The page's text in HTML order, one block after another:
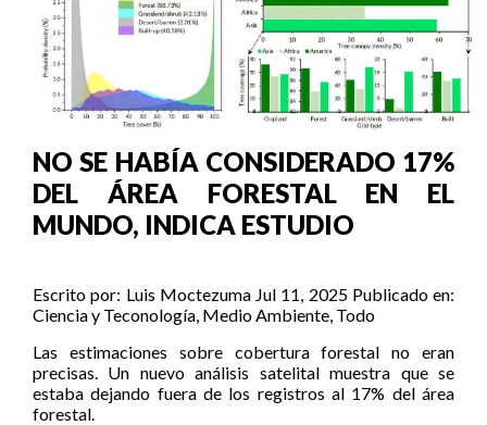
NO SE HABÍA CONSIDERADO 17%
DEL ÁREA FORESTAL EN EL
MUNDO, INDICA ESTUDIO
Escrito por: Luis Moctezuma Jul 11, 2025 Publicado en:
Ciencia y Teconología, Medio Ambiente, Todo
Las estimaciones sobre cobertura forestal no eran
precisas. Un nuevo análisis satelital muestra que se
estaba dejando fuera de los registros al 17% del área
forestal.